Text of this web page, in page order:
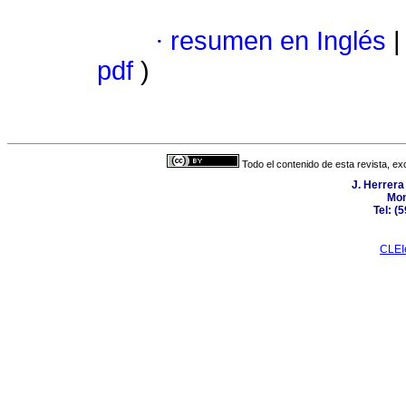
· resumen en Inglés
pdf )
Todo el contenido de esta revista,
J. Herrera
Tel: